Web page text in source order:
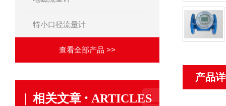
特小口径流量计
查看全部产品 >>
相关文章 · ARTICLES
产品